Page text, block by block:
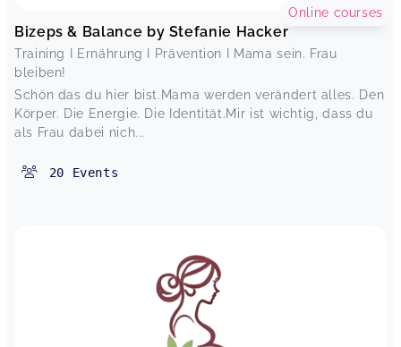
Bizeps & Balance by Stefanie Hacker
Training I Ernährung I Prävention I Mama sein. Frau
bleiben!
Schön das du hier bist.Mama werden verändert alles. Den
Körper. Die Energie. Die Identität.Mir ist wichtig, dass du
als Frau dabei nich...
Online courses
20 Events